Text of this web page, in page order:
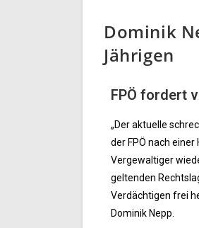
Dominik
Jährigen
FPÖ fordert
„Der aktuelle
der FPÖ nach
Vergewaltiger
geltenden
Verdächtigen frei
Dominik Nepp.